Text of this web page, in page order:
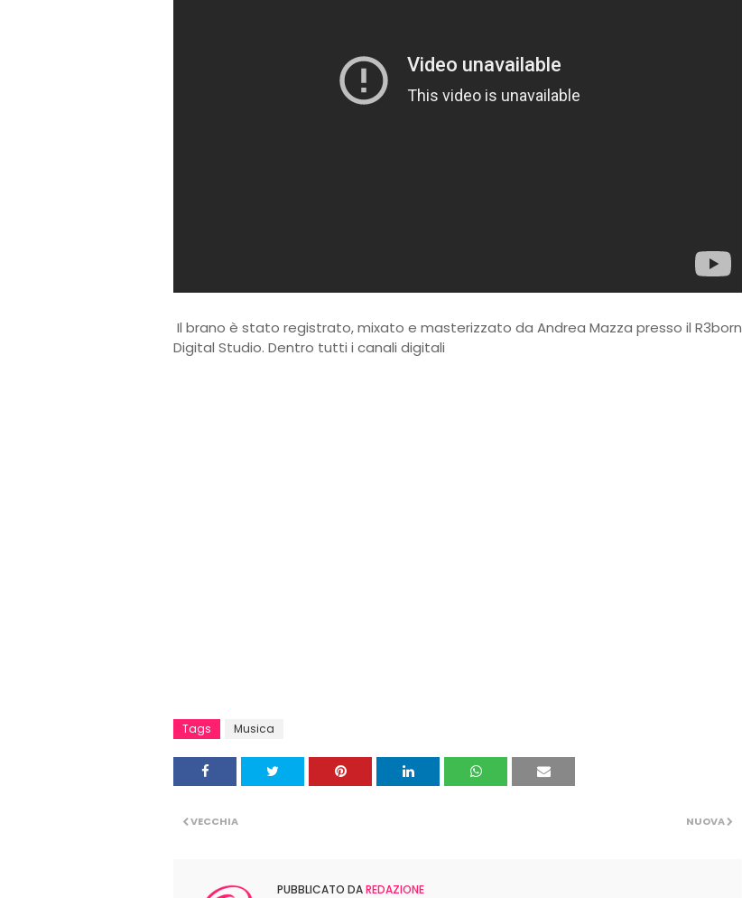
Il brano è stato registrato, mixato e masterizzato da Andrea Mazza presso il R3born
Digital Studio. Dentro tutti i canali digitali
Tags Musica
NUOVA
VECCHIA
PUBBLICATO DAREDAZIONE